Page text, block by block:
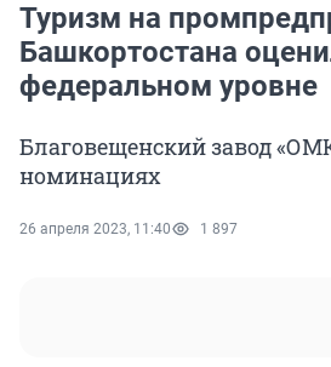
Туризм на
Башкортостана
федеральном уровне
Благовещенский завод
номинациях
26 апреля 2023, 11:40 1 897